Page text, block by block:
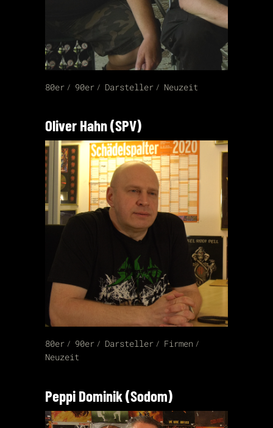
80er 90er Darsteller Neuzeit
Oliver Hahn (SPV)
80er 90er Darsteller
Firmen
Neuzeit
Peppi Dominik (Sodom)